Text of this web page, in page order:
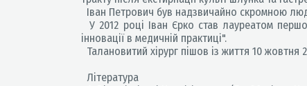
Іван Петрович був надзвичайно скромною
У 2012 році Іван Єрко став лауреатом
інновації в медичній практиці".
Талановитий хірург пішов із життя 10
Література